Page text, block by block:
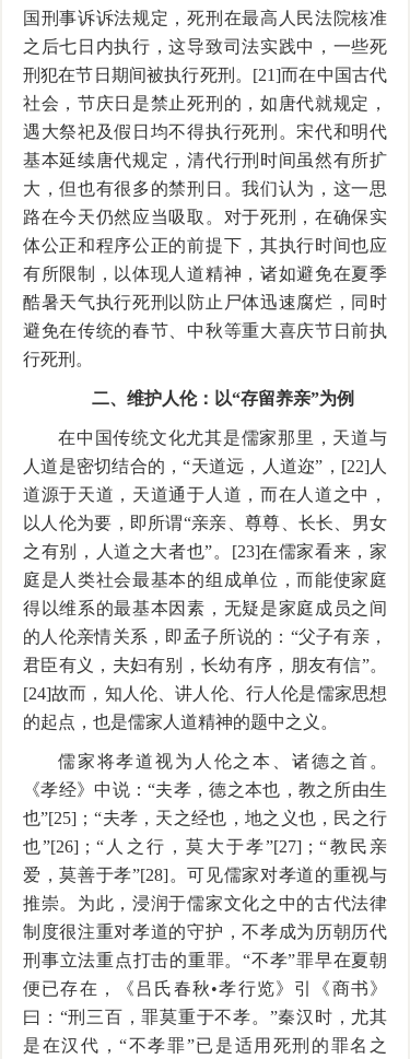
国刑事诉诉法规定，死刑在最高人民法院核准
之后七日内执行，这导致司法实践中，一些死
刑犯在节日期间被执行死刑。[21]而在中国古代
社会，节庆日是禁止死刑的，如唐代就规定，
遇大祭祀及假日均不得执行死刑。宋代和明代
基本延续唐代规定，清代行刑时间虽然有所扩
大，但也有很多的禁刑日。我们认为，这一思
路在今天仍然应当吸取。对于死刑，在确保实
体公正和程序公正的前提下，其执行时间也应
有所限制，以体现人道精神，诸如避免在夏季
酷暑天气执行死刑以防止尸体迅速腐烂，同时
避免在传统的春节、中秋等重大喜庆节日前执
行死刑。
二、维护人伦：以“存留养亲”为例
在中国传统文化尤其是儒家那里，天道与
人道是密切结合的，“天道远，人道迩”，[22]人
道源于天道，天道通于人道，而在人道之中，
以人伦为要，即所谓“亲亲、尊尊、长长、男女
之有别，人道之大者也”。[23]在儒家看来，家
庭是人类社会最基本的组成单位，而能使家庭
得以维系的最基本因素，无疑是家庭成员之间
的人伦亲情关系，即孟子所说的：“父子有亲，
君臣有义，夫妇有别，长幼有序，朋友有信”。
[24]故而，知人伦、讲人伦、行人伦是儒家思想
的起点，也是儒家人道精神的题中之义。
儒家将孝道视为人伦之本、诸德之首。
《孝经》中说：“夫孝，德之本也，教之所由生
也”[25]；“夫孝，天之经也，地之义也，民之行
也”[26]；“人之行，莫大于孝”[27]；“教民亲
爱，莫善于孝”[28]。可见儒家对孝道的重视与
推崇。为此，浸润于儒家文化之中的古代法律
制度很注重对孝道的守护，不孝成为历朝历代
刑事立法重点打击的重罪。“不孝”罪早在夏朝
便已存在，《吕氏春秋•孝行览》引《商书》
曰：“刑三百，罪莫重于不孝。”秦汉时，尤其
是在汉代，“不孝罪”已是适用死刑的罪名之